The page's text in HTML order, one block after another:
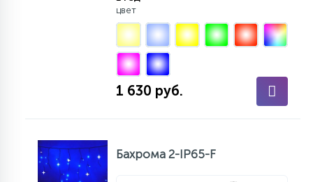
АКСЕССУАРЫ
цвет
1 630 руб.
Бахрома 2-IP65-F